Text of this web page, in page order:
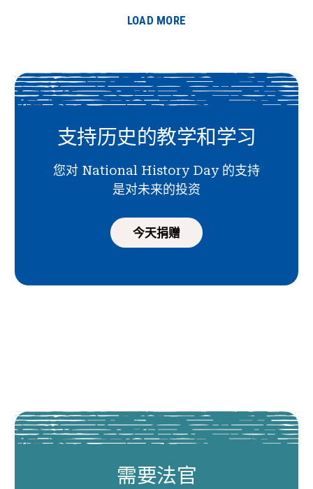
LOAD MORE
支持历史的教学和学习
您对 National History Day 的支持
是对未来的投资
今天捐赠
需要法官